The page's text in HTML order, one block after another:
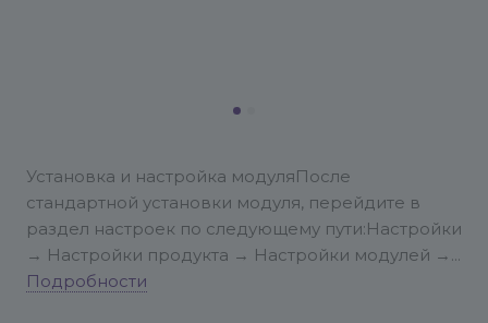
Установка и настройка модуляПосле
стандартной установки модуля, перейдите в
раздел настроек по следующему пути:Настройки
→ Настройки продукта → Настройки модулей →
Резервное копирование в Облако VK
Подробности